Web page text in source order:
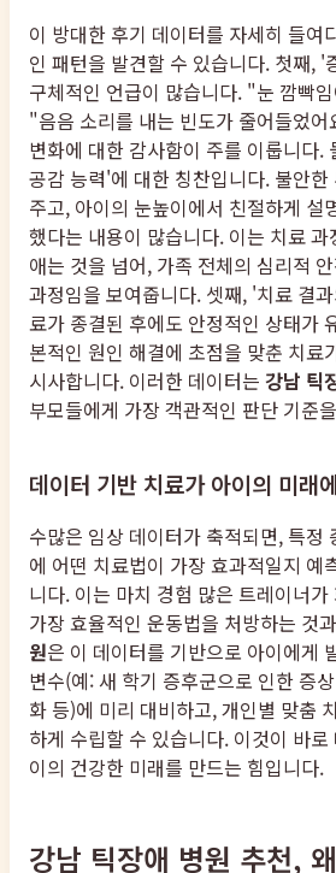
이 방대한 후기 데이터를 자세히 들여
인 패턴을 발견할 수 있습니다. 첫째, '
구체적인 언급이 많습니다. "눈 깜빡
"음음 소리를 내는 빈도가 줄어들었
변화에 대한 감사함이 주를 이룹니다.
공감 능력'에 대한 칭찬입니다. 불안한
주고, 아이의 눈높이에서 친절하게 설
했다는 내용이 많습니다. 이는 치료
애는 것을 넘어, 가족 전체의 심리적
과정임을 보여줍니다. 셋째, '치료 결
료가 종결된 후에도 안정적인 상태가
본적인 원인 해결에 초점을 맞춘 치료
시사합니다. 이러한 데이터는 강남 틱
부모들에게 가장 객관적인 판단 기준
데이터 기반 치료가 아이의 미래
수많은 임상 데이터가 축적되면, 특정
에 어떤 치료법이 가장 효과적일지 예
니다. 이는 마치 경험 많은 트레이너
가장 효율적인 운동법을 처방하는 것
원은 이 데이터를 기반으로 아이에게
변수(예: 새 학기 증후군으로 인한 증
화 등)에 미리 대비하고, 개인별 맞춤
하게 수립할 수 있습니다. 이것이 바
이의 건강한 미래를 만드는 힘입니다.
강남 틱장애 병원 추천,